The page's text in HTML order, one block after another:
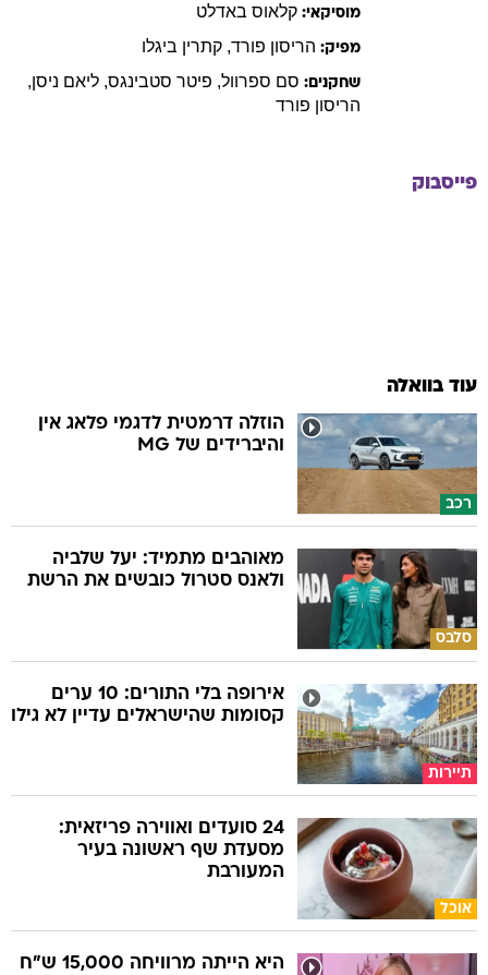
מוסיקאי: קלאוס באדלט
מפיק: הריסון פורד, קתרין ביגלו
שחקנים: סם ספרוול, פיטר סטבינגס, ליאם ניסן,
הריסון פורד
פייסבוק
עוד בוואלה
רכב
הוזלה דרמטית לדגמי פלאג אין
והיברידים של MG
סלבס
מאוהבים מתמיד: יעל שלביה
ולאנס סטרול כובשים את הרשת
תיירות
אירופה בלי התורים: 10 ערים
קסומות שהישראלים עדיין לא גילו
אוכל
24 סועדים ואווירה פריזאית:
מסעדת שף ראשונה בעיר
המעורבת
היא הייתה מרוויחה 15,000 ש"ח